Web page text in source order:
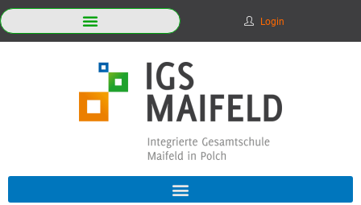
Login